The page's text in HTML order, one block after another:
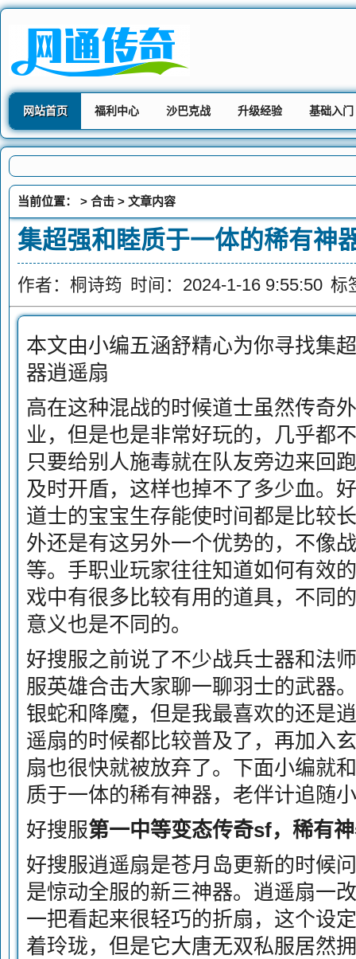
网站首页 福利中心 沙巴克战 升级经验 基础入门
当前位置： > 合击 > 文章内容
集超强和睦质于一体的稀有神
作者：桐诗筠 时间：2024-1-16 9:55:50 标
本文由小编五涵舒精心为你寻找集
器逍遥扇
高在这种混战的时候道士虽然传奇
业，但是也是非常好玩的，几乎都
只要给别人施毒就在队友旁边来回
及时开盾，这样也掉不了多少血。
道士的宝宝生存能使时间都是比较
外还是有这另外一个优势的，不像
等。手职业玩家往往知道如何有效
戏中有很多比较有用的道具，不同
意义也是不同的。
好搜服之前说了不少战兵士器和法
服英雄合击大家聊一聊羽士的武器
银蛇和降魔，但是我最喜欢的还是
遥扇的时候都比较普及了，再加入
扇也很快就被放弃了。下面小编就
质于一体的稀有神器，老伴计追随
好搜服第一中等变态传奇sf，稀有
好搜服逍遥扇是苍月岛更新的时候
是惊动全服的新三神器。逍遥扇一
一把看起来很轻巧的折扇，这个设
着玲珑，但是它大唐无双私服居然